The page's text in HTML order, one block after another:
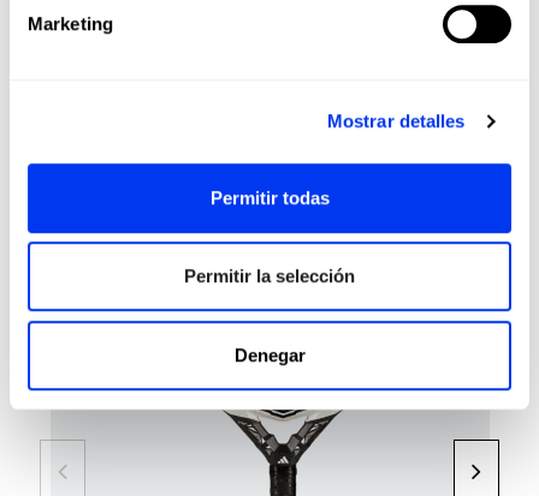
Marketing
Mostrar detalles
Permitir todas
Permitir la selección
Denegar